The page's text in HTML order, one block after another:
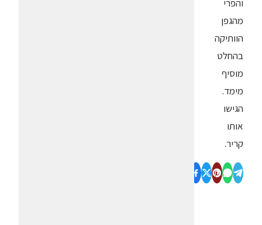
והפרי
מהגפן
הוותיקה
בהחלט
מוסיף
מימד.
הגישו
אותו
קריר.